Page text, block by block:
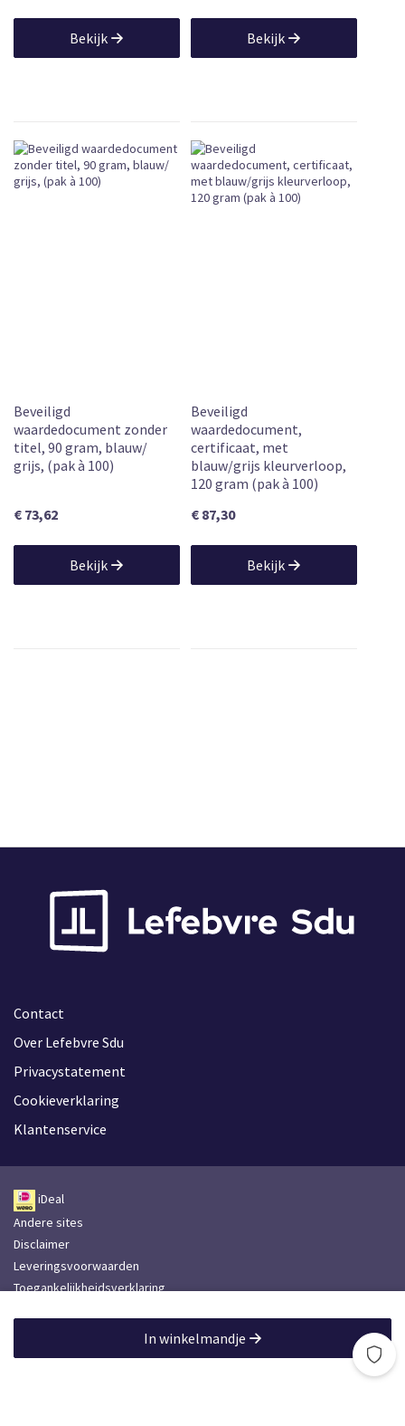
In winkelmandje
Bekijk Bekijk
Beveiligd
waardedocument zonder
titel, 90 gram, blauw/
grijs, (pak à 100)
€ 73,62
Bekijk
Beveiligd
waardedocument,
certificaat, met
blauw/grijs kleurverloop,
120 gram (pak à 100)
€ 87,30
Bekijk
Contact
Over Lefebvre Sdu
Privacystatement
Cookieverklaring
Klantenservice
iDeal
Andere sites
Disclaimer
Leveringsvoorwaarden
Toegankelijkheidsverklaring